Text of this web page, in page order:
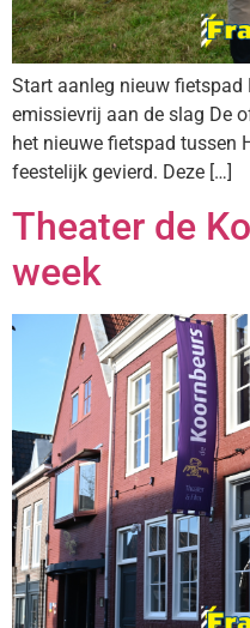
Start aanleg nieuw
emissievrij aan de slag De
het nieuwe fietspad tussen
feestelijk gevierd. Deze […]
Theater de
week